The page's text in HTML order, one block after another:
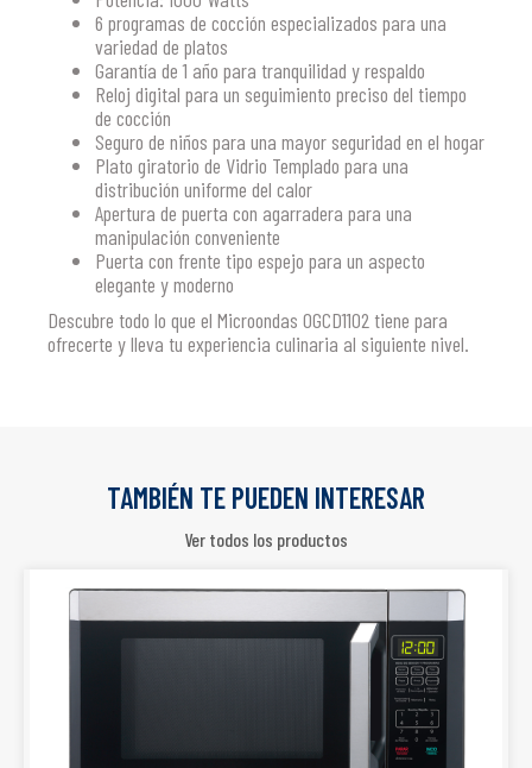
6 programas de cocción especializados para una
variedad de platos
Garantía de 1 año para tranquilidad y respaldo
Reloj digital para un seguimiento preciso del tiempo
de cocción
Seguro de niños para una mayor seguridad en el hogar
Plato giratorio de Vidrio Templado para una
distribución uniforme del calor
Apertura de puerta con agarradera para una
manipulación conveniente
Puerta con frente tipo espejo para un aspecto
elegante y moderno
Descubre todo lo que el Microondas OGCD1102 tiene para
ofrecerte y lleva tu experiencia culinaria al siguiente nivel.
TAMBIÉN TE PUEDEN INTERESAR
Ver todos los productos